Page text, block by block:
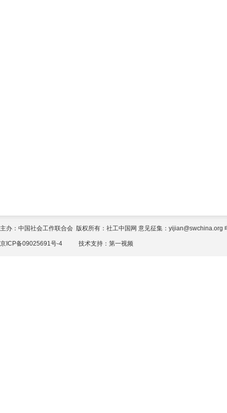
主办：中国社会工作联合会 版权所有：社工中国网 意见征集：yijian@swchina.org
京ICP备09025691号-4 技术支持： 第一视频